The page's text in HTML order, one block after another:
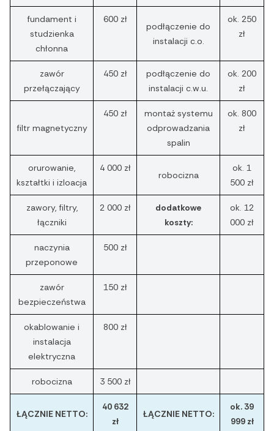
fundament i
studzienka
chłonna
600 zł
podłączenie do
instalacji c.o.
ok. 250
zł
zawór
przełączający
450 zł
podłączenie do
instalacji c.w.u.
ok. 200
zł
filtr magnetyczny
450 zł
montaż systemu
odprowadzania
spalin
ok. 800
zł
orurowanie,
kształtki i izloacja
4 000 zł
robocizna
ok. 1
500 zł
zawory, filtry,
łączniki
2 000 zł
dodatkowe
koszty:
ok. 12
000 zł
naczynia
przeponowe
500 zł
zawór
bezpieczeństwa
150 zł
okablowanie i
instalacja
elektryczna
800 zł
robocizna 3 500 zł
ŁĄCZNIE NETTO:
40 632
zł
ŁĄCZNIE NETTO:
ok. 39
999 zł